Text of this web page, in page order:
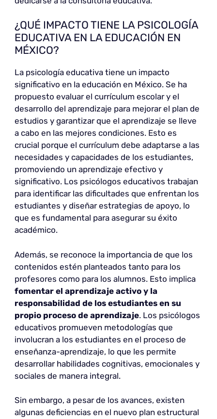
¿QUÉ IMPACTO TIENE LA PSICOLOGÍA
EDUCATIVA EN LA EDUCACIÓN EN
MÉXICO?
La psicología educativa tiene un impacto
significativo en la educación en México. Se ha
propuesto evaluar el currículum escolar y el
desarrollo del aprendizaje para mejorar el plan de
estudios y garantizar que el aprendizaje se lleve
a cabo en las mejores condiciones. Esto es
crucial porque el currículum debe adaptarse a las
necesidades y capacidades de los estudiantes,
promoviendo un aprendizaje efectivo y
significativo. Los psicólogos educativos trabajan
para identificar las dificultades que enfrentan los
estudiantes y diseñar estrategias de apoyo, lo
que es fundamental para asegurar su éxito
académico.
Además, se reconoce la importancia de que los
contenidos estén planteados tanto para los
profesores como para los alumnos. Esto implica
fomentar el aprendizaje activo y la
responsabilidad de los estudiantes en su
propio proceso de aprendizaje. Los psicólogos
educativos promueven metodologías que
involucran a los estudiantes en el proceso de
enseñanza-aprendizaje, lo que les permite
desarrollar habilidades cognitivas, emocionales y
sociales de manera integral.
Sin embargo, a pesar de los avances, existen
algunas deficiencias en el nuevo plan estructural